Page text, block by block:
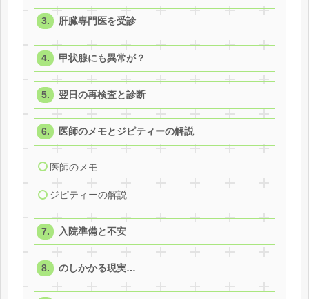
肝臓専門医を受診
甲状腺にも異常が？
翌日の再検査と診断
医師のメモとジピティーの解説
医師のメモ
ジピティーの解説
入院準備と不安
のしかかる現実…